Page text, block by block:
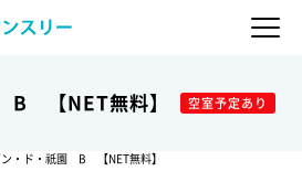
B 【NET無料】 空室予定あり
ン・ド・祇園 B 【NET無料】